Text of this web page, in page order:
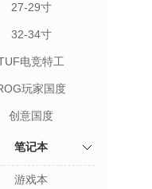
27-29寸
32-34寸
电竞特工
玩家国度
创意国度
笔记本
游戏本